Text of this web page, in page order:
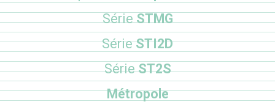
SérieSTMG
SérieSTI2D
SérieST2S
Métropole